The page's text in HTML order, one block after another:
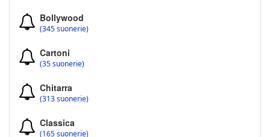
Bollywood
(345 suonerie)
Cartoni
(35 suonerie)
Chitarra
(313 suonerie)
Classica
(165 suonerie)